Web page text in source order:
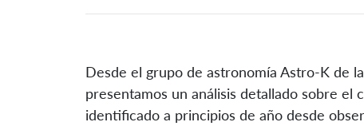
Desde el grupo de astronomía Astro-K de
presentamos un análisis detallado sobre el
identificado a principios de año desde